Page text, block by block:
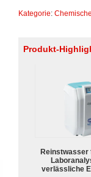
Kategorie:
Produkt-
Reinstwasser
verlässliche